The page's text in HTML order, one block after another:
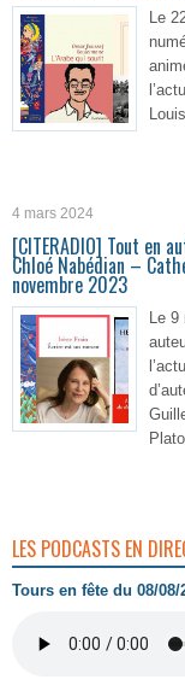
Le
4 mars 2024
[CITERADIO] Tout en
Chloé Nabédian –
novembre 2023
Le 9
LES PODCASTS EN
Tours en fête du 08/08/